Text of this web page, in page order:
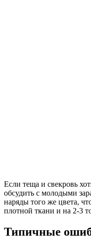
Если теща и свекровь
обсудить с молодыми
наряды того же цвета,
плотной ткани и на 2-3
Типичные